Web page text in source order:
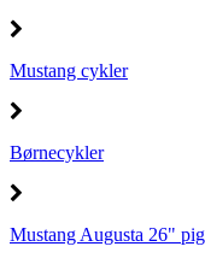
Mustang cykler
Børnecykler
Mustang Augusta 26"